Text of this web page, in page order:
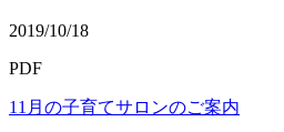
2019/10/18
PDF
11月の子育てサロンのご案内